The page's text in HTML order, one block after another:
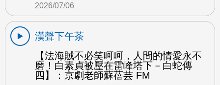
2026/07/06
漢聲下午茶
【法海賊不必笑呵呵，人間的情愛永不
磨！白素貞被壓在雷峰塔下－白蛇傳
四】：京劇老師蘇蓓芸 FM